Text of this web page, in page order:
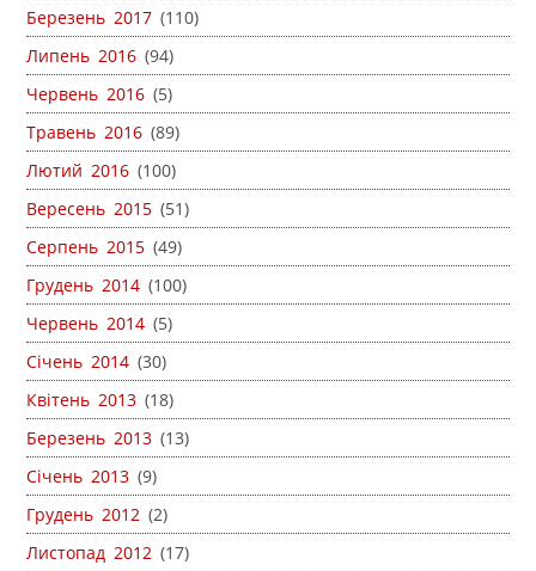
Березень 2017 (110)
Липень 2016 (94)
Червень 2016 (5)
Травень 2016 (89)
Лютий 2016 (100)
Вересень 2015 (51)
Серпень 2015 (49)
Грудень 2014 (100)
Червень 2014 (5)
Січень 2014 (30)
Квітень 2013 (18)
Березень 2013 (13)
Січень 2013 (9)
Грудень 2012 (2)
Листопад 2012 (17)